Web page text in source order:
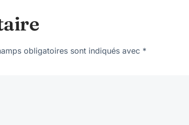
obligatoires sont indiqués avec *